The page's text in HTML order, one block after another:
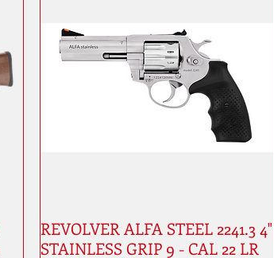
REVOLVER ALFA STEEL 2241.3 4"
STAINLESS GRIP 9 - CAL 22 LR